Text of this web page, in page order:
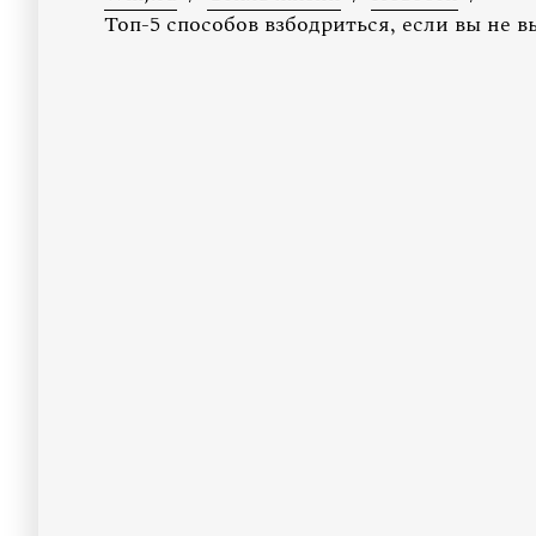
Топ-5 способов взбодриться, если вы не